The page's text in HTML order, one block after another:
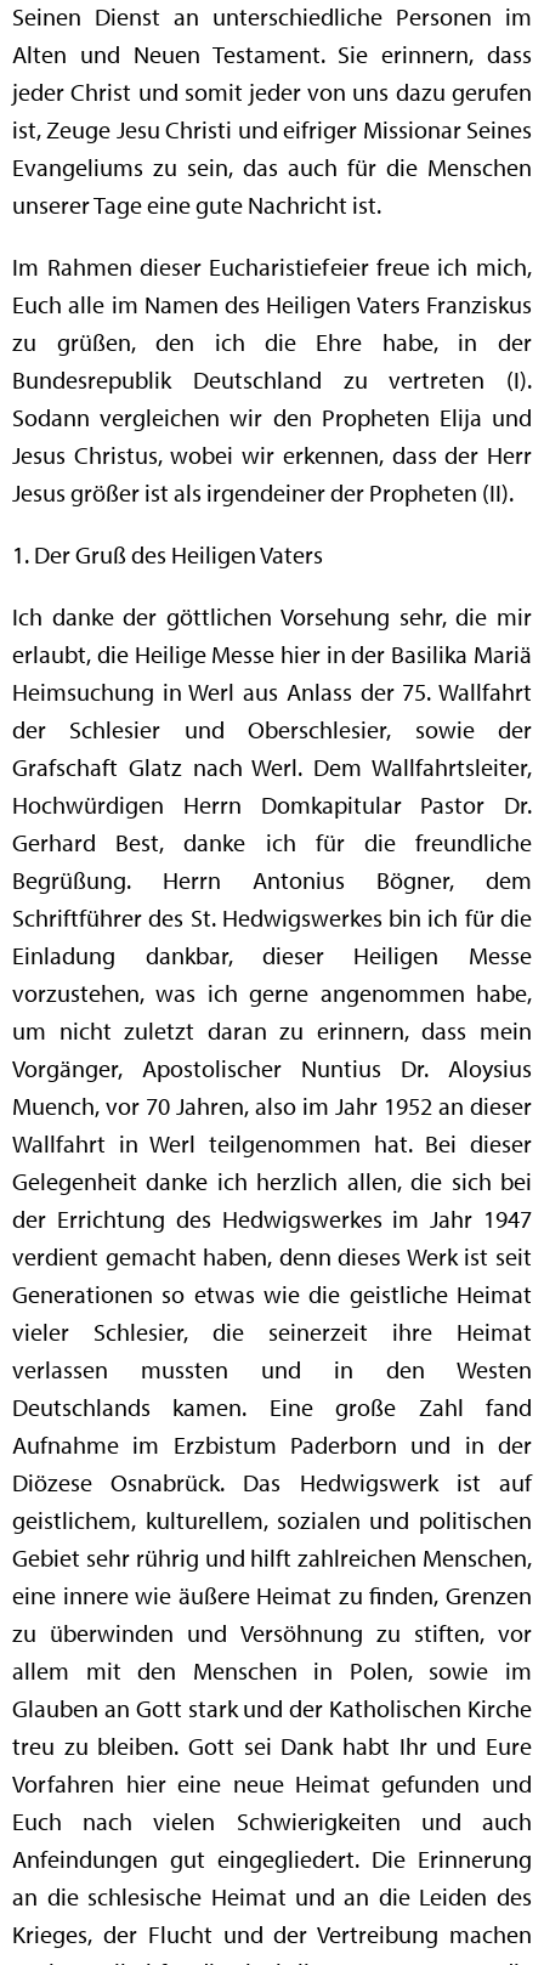
Seinen Dienst an unterschiedliche Personen im
Alten und Neuen Testament. Sie erinnern, dass
jeder Christ und somit jeder von uns dazu gerufen
ist, Zeuge Jesu Christi und eifriger Missionar Seines
Evangeliums zu sein, das auch für die Menschen
unserer Tage eine gute Nachricht ist.
Im Rahmen dieser Eucharistiefeier freue ich mich,
Euch alle im Namen des Heiligen Vaters Franziskus
zu grüßen, den ich die Ehre habe, in der
Bundesrepublik Deutschland zu vertreten (I).
Sodann vergleichen wir den Propheten Elija und
Jesus Christus, wobei wir erkennen, dass der Herr
Jesus größer ist als irgendeiner der Propheten (II).
1. Der Gruß des Heiligen Vaters
Ich danke der göttlichen Vorsehung sehr, die mir
erlaubt, die Heilige Messe hier in der Basilika Mariä
Heimsuchung in Werl aus Anlass der 75. Wallfahrt
der Schlesier und Oberschlesier, sowie der
Grafschaft Glatz nach Werl. Dem Wallfahrtsleiter,
Hochwürdigen Herrn Domkapitular Pastor Dr.
Gerhard Best, danke ich für die freundliche
Begrüßung. Herrn Antonius Bögner, dem
Schriftführer des St. Hedwigswerkes bin ich für die
Einladung dankbar, dieser Heiligen Messe
vorzustehen, was ich gerne angenommen habe,
um nicht zuletzt daran zu erinnern, dass mein
Vorgänger, Apostolischer Nuntius Dr. Aloysius
Muench, vor 70 Jahren, also im Jahr 1952 an dieser
Wallfahrt in Werl teilgenommen hat. Bei dieser
Gelegenheit danke ich herzlich allen, die sich bei
der Errichtung des Hedwigswerkes im Jahr 1947
verdient gemacht haben, denn dieses Werk ist seit
Generationen so etwas wie die geistliche Heimat
vieler Schlesier, die seinerzeit ihre Heimat
verlassen mussten und in den Westen
Deutschlands kamen. Eine große Zahl fand
Aufnahme im Erzbistum Paderborn und in der
Diözese Osnabrück. Das Hedwigswerk ist auf
geistlichem, kulturellem, sozialen und politischen
Gebiet sehr rührig und hilft zahlreichen Menschen,
eine innere wie äußere Heimat zu finden, Grenzen
zu überwinden und Versöhnung zu stiften, vor
allem mit den Menschen in Polen, sowie im
Glauben an Gott stark und der Katholischen Kirche
treu zu bleiben. Gott sei Dank habt Ihr und Eure
Vorfahren hier eine neue Heimat gefunden und
Euch nach vielen Schwierigkeiten und auch
Anfeindungen gut eingegliedert. Die Erinnerung
an die schlesische Heimat und an die Leiden des
Krieges, der Flucht und der Vertreibung machen